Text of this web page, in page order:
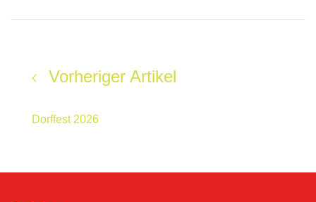
Vorheriger Artikel
Dorffest 2026